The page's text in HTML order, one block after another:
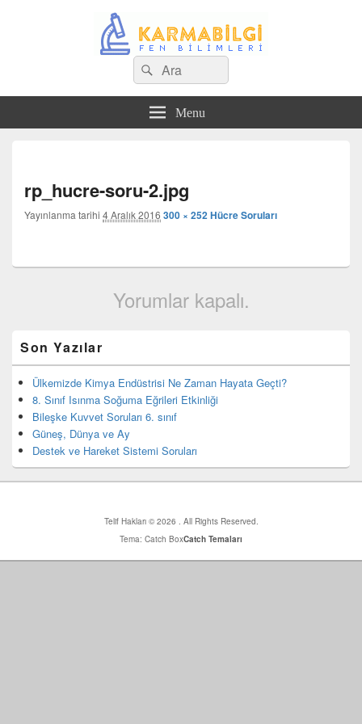
Search
for:
Ara
Menu
rp_hucre-soru-2.jpg
Yayınlanma tarihi 4 Aralık 2016 300 × 252Hücre Soruları
Yorumlar kapalı.
yan
bar
eklenti
bölgesi
Son Yazılar
Ülkemizde Kimya Endüstrisi Ne Zaman Hayata Geçti?
8. Sınıf Isınma Soğuma Eğrileri Etkinliği
Bileşke Kuvvet Soruları 6. sınıf
Güneş, Dünya ve Ay
Destek ve Hareket Sistemi Soruları
Telif Hakları © 2026 . All Rights Reserved.
Tema: Catch BoxCatch Temaları